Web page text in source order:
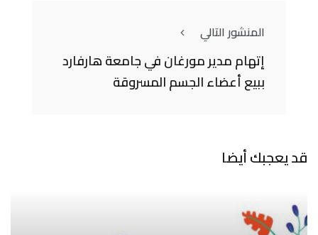
المنشور التالي
إتهام مدير مورغان في جامعة هارفارد
ببيع أعضاء الجسم المسروقة
قد يعجبك أيضا